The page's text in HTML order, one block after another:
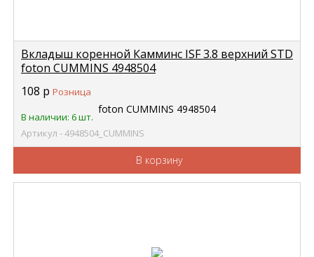
Вкладыш коренной Камминс ISF 3.8 верхний STD
foton CUMMINS 4948504
108 р Розница
В наличии: 6 шт.
Артикул - 4948504_CUMMINS
В корзину